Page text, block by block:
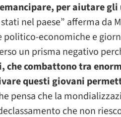
per aiutare
nel paese” afferma da
politico-economiche e
un prisma negativo
che combattono tra
questi giovani
pensa che la
che non